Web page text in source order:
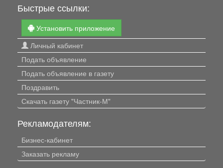
Быстрые ссылки:
Установить приложение
Личный кабинет
Подать объявление
Подать объявление в газету
Поздравить
Скачать газету "Частник-М"
Рекламодателям:
Бизнес-кабинет
Заказать рекламу